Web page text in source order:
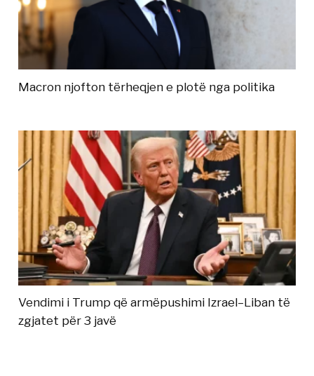
Macron njofton tërheqjen e plotë nga politika
Vendimi i Trump që armëpushimi Izrael–Liban të
zgjatet për 3 javë